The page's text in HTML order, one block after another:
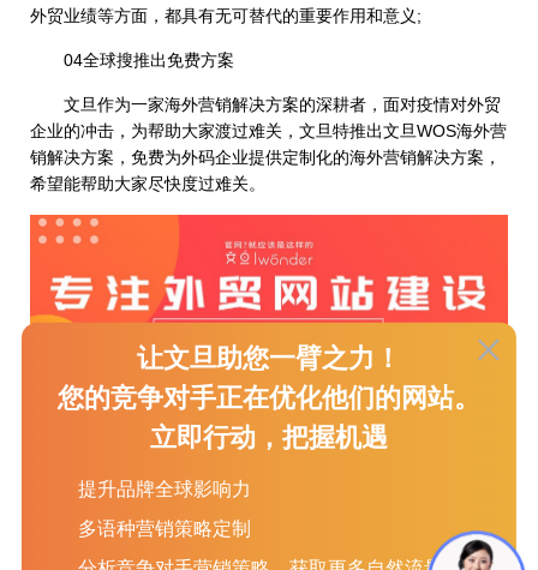
外贸业绩等方面，都具有无可替代的重要作用和意义;
04全球搜推出免费方案
文旦作为一家海外营销解决方案的深耕者，面对疫情对外贸
企业的冲击，为帮助大家渡过难关，文旦特推出文旦WOS海外营
销解决方案，免费为外码企业提供定制化的海外营销解决方案，
希望能帮助大家尽快度过难关。
文旦，国内领先的海外营销解决方案提供商，拥有15年成熟
让文旦助您一臂之力！
您的竞争对手正在优化他们的网站。
立即行动，把握机遇
提升品牌全球影响力
多语种营销策略定制